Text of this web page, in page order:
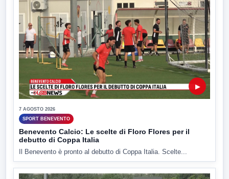
▶
7 AGOSTO 2026
SPORT BENEVENTO
Benevento Calcio: Le scelte di Floro Flores per il
debutto di Coppa Italia
Il Benevento è pronto al debutto di Coppa Italia. Scelte...